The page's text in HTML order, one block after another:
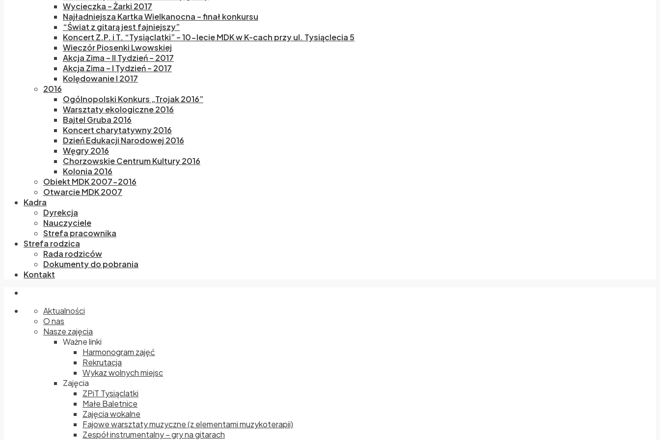
Wycieczka – Żarki 2017
Najładniejsza Kartka Wielkanocna – finał konkursu
“Świat z gitarą jest fajniejszy”
Koncert Z.P. i T. “Tysiąclatki” – 10-lecie MDK w K-cach przy ul. Tysiąclecia 5
Wieczór Piosenki Lwowskiej
Akcja Zima – II Tydzień – 2017
Akcja Zima – I Tydzień – 2017
Kolędowanie I 2017
2016
Ogólnopolski Konkurs „Trojak 2016”
Warsztaty ekologiczne 2016
Bajtel Gruba 2016
Koncert charytatywny 2016
Dzień Edukacji Narodowej 2016
Węgry 2016
Chorzowskie Centrum Kultury 2016
Kolonia 2016
Obiekt MDK 2007-2016
Otwarcie MDK 2007
Kadra
Dyrekcja
Nauczyciele
Strefa pracownika
Strefa rodzica
Rada rodziców
Dokumenty do pobrania
Kontakt
Aktualności
O nas
Nasze zajęcia
Ważne linki
Harmonogram zajęć
Rekrutacja
Wykaz wolnych miejsc
Zajęcia
ZPiT Tysiąclatki
Małe Baletnice
Zajęcia wokalne
Fajowe warsztaty muzyczne (z elementami muzykoterapii)
Zespół instrumentalny – gry na gitarach